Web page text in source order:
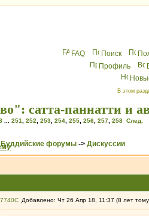
FAQ Поиск
Профиль
В этом
сатта-паннатти и
251 252 253 254 255 256 257 258 След.
Буддийские форумы -> Дискуссии
Добавлено: Чт 26 Апр 18, 11:37 (8 лет